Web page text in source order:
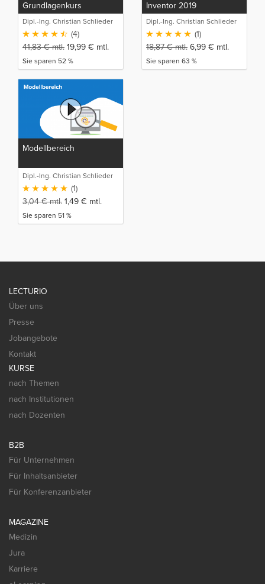
Grundlagenkurs
Dipl.-Ing. Christian Schlieder
(4)
41,83€mtl. 19,99 € mtl.
Sie sparen 52 %
Inventor 2019
Dipl.-Ing. Christian Schlieder
(1)
18,87€mtl. 6,99 € mtl.
Sie sparen 63 %
Modellbereich
Dipl.-Ing. Christian Schlieder
(1)
3,04€mtl. 1,49 € mtl.
Sie sparen 51 %
LECTURIO
Über uns
Presse
Jobangebote
Kontakt
KURSE
nach Themen
nach Institutionen
nach Dozenten
B2B
Für Unternehmen
Für Inhaltsanbieter
Für Konferenzanbieter
MAGAZINE
Medizin
Jura
Karriere